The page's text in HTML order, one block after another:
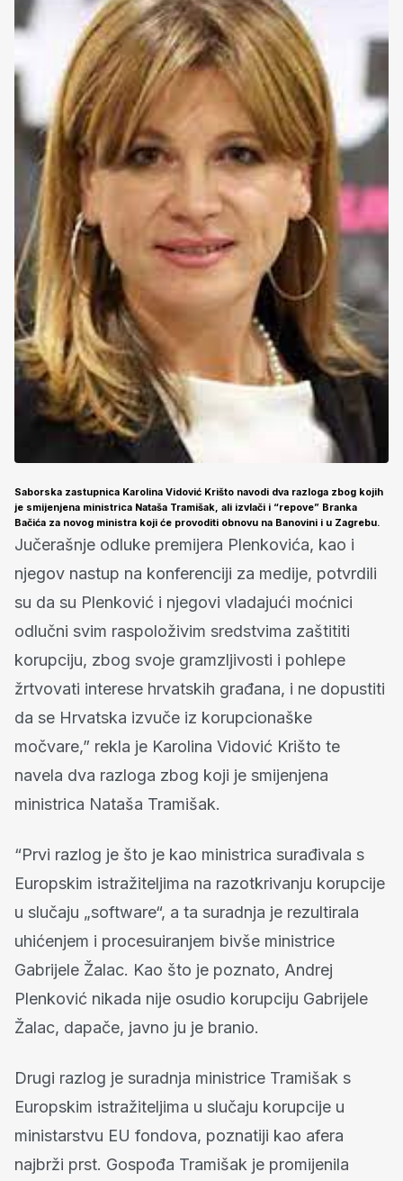
Saborska zastupnica Karolina Vidović Krišto navodi dva razloga zbog kojih
je smijenjena ministrica Nataša Tramišak, ali izvlači i “repove” Branka
Bačića za novog ministra koji će provoditi obnovu na Banovini i u Zagrebu.
Jučerašnje odluke premijera Plenkovića, kao i
njegov nastup na konferenciji za medije, potvrdili
su da su Plenković i njegovi vladajući moćnici
odlučni svim raspoloživim sredstvima zaštititi
korupciju, zbog svoje gramzljivosti i pohlepe
žrtvovati interese hrvatskih građana, i ne dopustiti
da se Hrvatska izvuče iz korupcionaške
močvare,” rekla je Karolina Vidović Krišto te
navela dva razloga zbog koji je smijenjena
ministrica Nataša Tramišak.
“Prvi razlog je što je kao ministrica surađivala s
Europskim istražiteljima na razotkrivanju korupcije
u slučaju „software“, a ta suradnja je rezultirala
uhićenjem i procesuiranjem bivše ministrice
Gabrijele Žalac. Kao što je poznato, Andrej
Plenković nikada nije osudio korupciju Gabrijele
Žalac, dapače, javno ju je branio.
Drugi razlog je suradnja ministrice Tramišak s
Europskim istražiteljima u slučaju korupcije u
ministarstvu EU fondova, poznatiji kao afera
najbrži prst. Gospođa Tramišak je promijenila